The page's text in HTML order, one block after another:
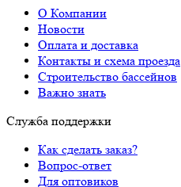
О Компании
Новости
Оплата и доставка
Контакты и схема проезда
Строительство бассейнов
Важно знать
Служба поддержки
Как сделать заказ?
Вопрос-ответ
Для оптовиков